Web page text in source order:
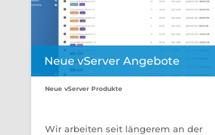
Neue vServer Angebote
Neue vServer Produkte
Wir arbeiten seit längerem an der